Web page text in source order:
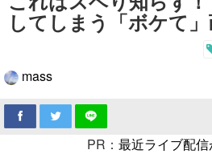
してしまう「ボケて」
mass
PR： 最近ライブ配信